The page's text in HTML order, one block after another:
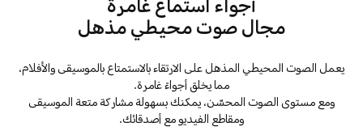
أجواء استماع غامرة
مجال صوت محيطي مذهل
يعمل الصوت المحيطي المذهل على الارتقاء بالاستمتاع بالموسيقى والأفلام،
مما يخلق أجواءً غامرة.
ومع مستوى الصوت المحسّن، يمكنك بسهولة مشاركة متعة الموسيقى
ومقاطع الفيديو مع أصدقائك.